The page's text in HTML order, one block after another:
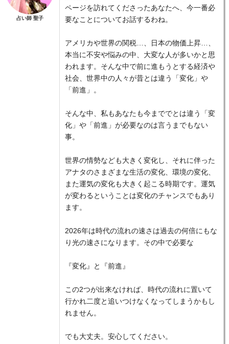
占い師 聖子
ページを訪れてくださったあなたへ、今一番必
要なことについてお話するわね。
アメリカや世界の関税…、日本の物価上昇…、
本当に不安や悩みの中、大変な人が多いかと思
われます。そんな中で前に進もうとする経済や
社会、世界中の人々が昔とは違う「変化」や
「前進」。
そんな中、私もあなたも今まででとは違う「変
化」や「前進」が必要なのは言うまでもない
事。
世界の情勢なども大きく変化し、それに伴った
アナタのさまざまな生活の変化、環境の変化、
また運気の変化も大きく起こる時期です。運気
が変わるということは変化のチャンスでもあり
ます。
2026年は時代の流れの速さは過去の何倍にもな
り光の速さになります。その中で必要な
『変化』と『前進』
この2つが出来なければ、時代の流れに置いて
行かれ二度と追いつけなくなってしまうかもし
れません。
でも大丈夫。安心してください。